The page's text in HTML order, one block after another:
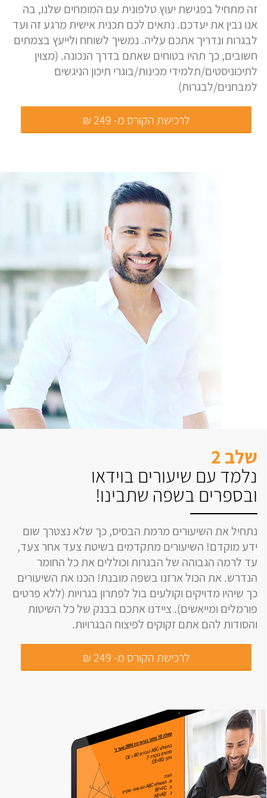
זה מתחיל בפגישת יעוץ טלפונית עם המומחים שלנו, בה
אנו נבין את יעדכם. נתאים לכם תכנית אישית מרגע זה ועד
לבגרות ונדריך אתכם עליה. נמשיך לשוחח ולייעץ בצמתים
חשובים, כך תהיו בטוחים שאתם בדרך הנכונה. (מצוין
לתיכוניסטים/תלמידי מכינות/בוגרי תיכון הניגשים
למבחנים/לבגרות)
לרכישת הקורס מ- 249 ₪
שלב 2
נלמד עם שיעורים בוידאו
ובספרים בשפה שתבינו!
נתחיל את השיעורים מרמת הבסיס, כך שלא נצטרך שום
ידע מוקדם! השיעורים מתקדמים בשיטת צעד אחר צעד,
עד לרמה הגבוהה של הבגרות וכוללים את כל החומר
הנדרש. את הכול ארזנו בשפה מובנת! הכנו את השיעורים
כך שיהיו מדויקים וקולעים בול לפתרון בגרויות (ללא פרטים
פורמלים ומייאשים). ציידנו אתכם בבנק של כל השיטות
והסודות להם אתם זקוקים לפיצוח הבגרויות.
לרכישת הקורס מ- 249 ₪